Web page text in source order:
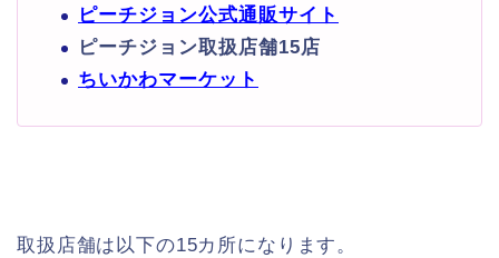
ピーチジョン公式通販サイト
ピーチジョン取扱店舗15店
ちいかわマーケット
取扱店舗は以下の15カ所になります。